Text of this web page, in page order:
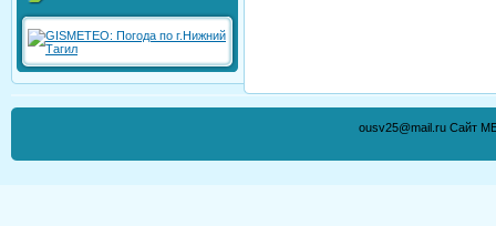
ousv25@mail.ru Сайт